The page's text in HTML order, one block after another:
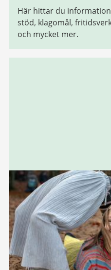
Här hittar du
stöd, klagomål,
och mycket mer.